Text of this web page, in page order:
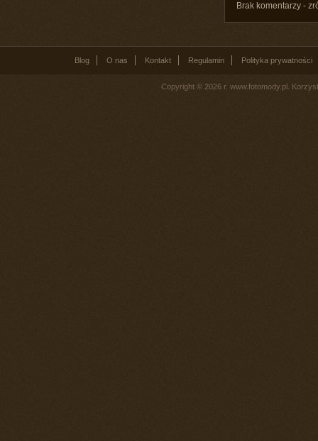
Brak komentarzy -
Blog O nas Kontakt Regulamin Polityka prywatności
Copyright © 2026 r. www.fotomody.pl.